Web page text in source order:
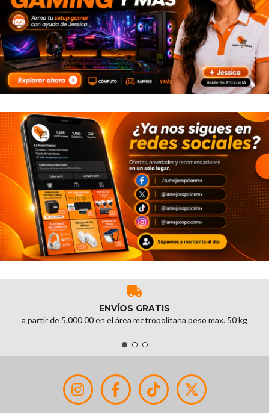
ENVÍOS GRATIS
a partir de 5,000.00 en el área metropolitana peso max. 50 kg